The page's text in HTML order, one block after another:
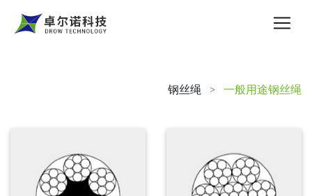
钢丝绳 > 一般用途钢丝绳
Aircraft Wire Rope
Wire Rope For Winch